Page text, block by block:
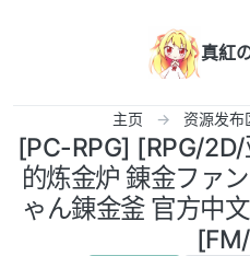
真紅
主页 资源发布
[PC-RPG] [RPG/
的炼金炉 錬金ファ
ゃん錬金釜 官方中